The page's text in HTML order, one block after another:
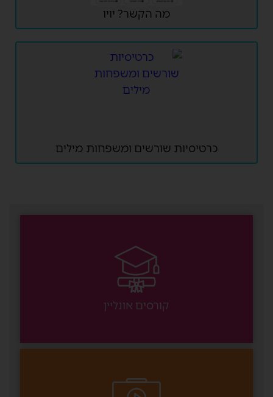
מה הקשר? יויו
כרטיסיות שורשים ומשפחות מילים
קורסים אונליין